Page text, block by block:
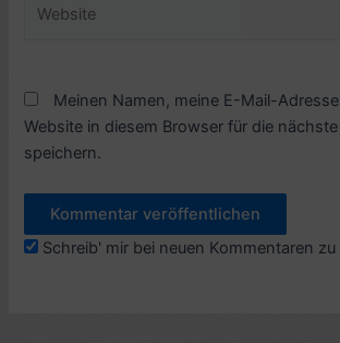
Meinen Namen, meine E-Mail-
Website in diesem Browser für die
speichern.
Schreib' mir bei neuen Kommentaren